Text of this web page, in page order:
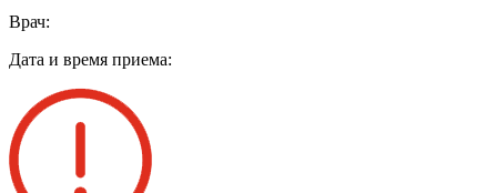
Врач:
Дата и время приема: